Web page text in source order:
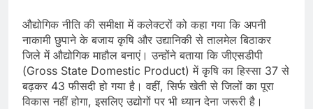
औद्योगिक नीति की समीक्षा में कलेक्टरों को कहा गया कि अपनी
नाकामी छुपाने के बजाय कृषि और उद्यानिकी से तालमेल बिठाकर
जिले में औद्योगिक माहौल बनाएं। उन्होंने बताया कि जीएसडीपी
(Gross State Domestic Product) में कृषि का हिस्सा 37 से
बढ़कर 43 फीसदी हो गया है। वहीं, सिर्फ खेती से जिलों का पूरा
विकास नहीं होगा, इसलिए उद्योगों पर भी ध्यान देना जरूरी है।